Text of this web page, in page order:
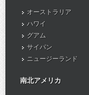
オーストラリア
ハワイ
グアム
サイパン
ニュージーランド
南北アメリカ